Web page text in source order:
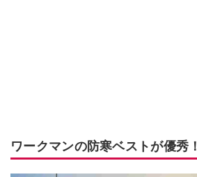
ワークマンの防寒ベストが優秀